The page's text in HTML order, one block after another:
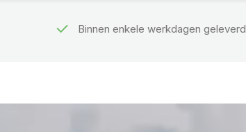
Binnen enkele werkdagen geleverd